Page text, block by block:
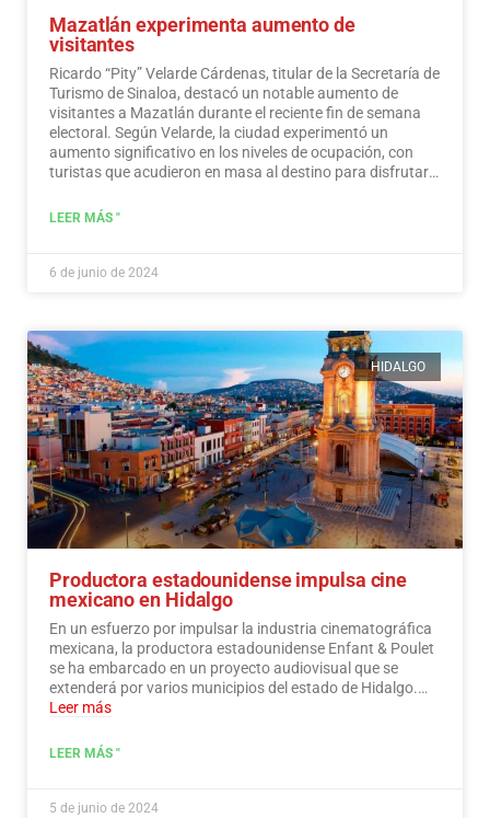
Mazatlán experimenta aumento de
visitantes
Ricardo “Pity” Velarde Cárdenas, titular de la Secretaría de
Turismo de Sinaloa, destacó un notable aumento de
visitantes a Mazatlán durante el reciente fin de semana
electoral. Según Velarde, la ciudad experimentó un
aumento significativo en los niveles de ocupación, con
turistas que acudieron en masa al destino para disfrutar
responsabilidad hacia la participación en el proceso
LEER MÁS "
6 de junio de 2024
HIDALGO
Productora estadounidense impulsa cine
mexicano en Hidalgo
En un esfuerzo por impulsar la industria cinematográfica
mexicana, la productora estadounidense Enfant & Poulet
se ha embarcado en un proyecto audiovisual que se
extenderá por varios municipios del estado de Hidalgo.…
Leer más
LEER MÁS "
5 de junio de 2024